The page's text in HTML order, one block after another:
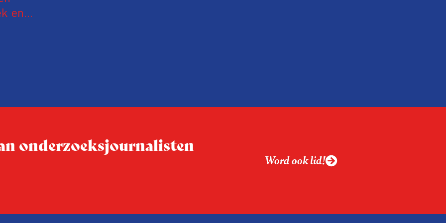
en
onderzoeksjournalisten
Word ook lid!